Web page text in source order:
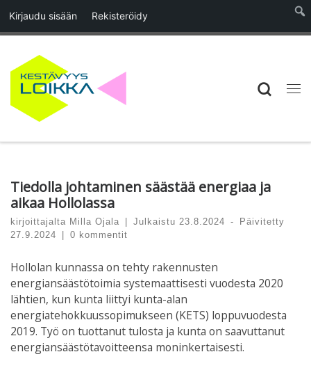
Kirjaudu sisään Rekisteröidy
Skip to content
Tiedolla johtaminen säästää energiaa ja
aikaa Hollolassa
kirjoittajalta Milla Ojala Julkaistu23.8.2024 -
Päivitetty
27.9.2024
0 kommentit
Hollolan kunnassa on tehty rakennusten
energiansäästötoimia systemaattisesti vuodesta 2020
lähtien, kun kunta liittyi kunta-alan
energiatehokkuussopimukseen (KETS) loppuvuodesta
2019. Työ on tuottanut tulosta ja kunta on saavuttanut
energiansäästötavoitteensa moninkertaisesti.